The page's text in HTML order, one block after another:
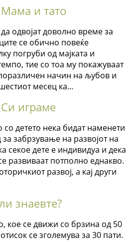
Мама и тато
одвојат доволно време за
се обично повеќе
погруби од мајката и
тие со тоа му покажуваат
начин на љубов и
месец ка...
Си играме
детето нека бидат наменети
забрзување на развојот на
секое дете е индивидуа и дека
развиваат потполно еднакво.
развој, а кај други
знаевте?
кое се движи со брзина од 50
се зголемува за 30 пати.